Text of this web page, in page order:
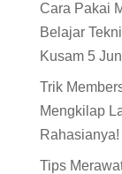
Cara Pakai
Belajar
Kusam 5
Trik
Mengkilap
Rahasianya!
Tips